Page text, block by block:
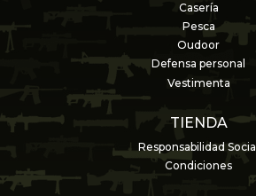
Casería
Pesca
Oudoor
Defensa personal
Vestimenta
TIENDA
Responsabilidad Social
Condiciones